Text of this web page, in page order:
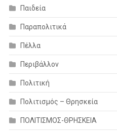
Παιδεία
Παραπολιτικά
Πέλλα
Περιβάλλον
Πολιτική
Πολιτισμός – Θρησκεία
ΠΟΛΙΤΙΣΜΟΣ-ΘΡΗΣΚΕΙΑ